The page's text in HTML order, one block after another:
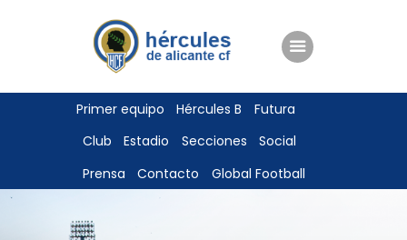
Primer equipo Hércules B
Futura
Club
Estadio Secciones
Social
Prensa
Contacto Global Football
ENTRADAS
TIENDA
HÉRCULESCF100